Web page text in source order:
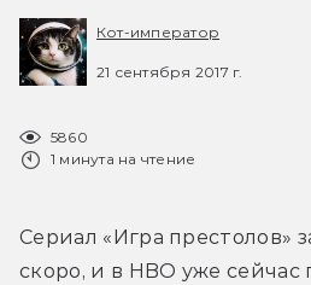
Кот-император
21 сентября 2017 г.
5860
1 минута на чтение
Сериал «Игра престолов»
скоро, и в HBO уже сейчас